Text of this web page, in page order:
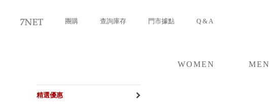
團購 查詢庫存 門市據點 Q & A
WOMEN
MEN
精選優惠